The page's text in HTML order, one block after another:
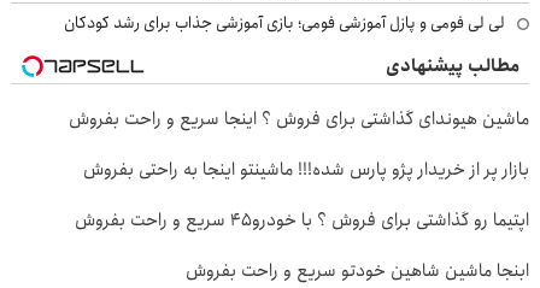
لی لی فومی و پازل آموزشی فومی؛ بازی آموزشی جذاب برای رشد کودکان
مطالب پیشنهادی
ماشین هیوندای گذاشتی برای فروش ؟ اینجا سریع و راحت بفروش
بازار پر از خریدار پژو پارس شده!!! ماشینتو اینجا به راحتی بفروش
اپتیما رو گذاشتی برای فروش ؟ با خودرو45 سریع و راحت بفروش
ابنجا ماشین شاهین خودتو سریع و راحت بفروش